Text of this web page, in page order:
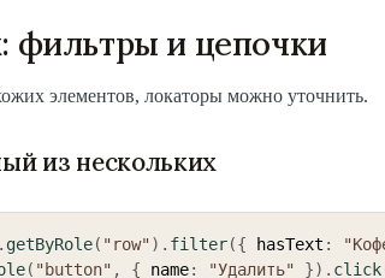
фильтры и цепочки
элементов, локаторы можно уточнить.
из нескольких
. getByRole( "row") . filter({ hasText :
( "button" , { name: "Удалить" }) . click